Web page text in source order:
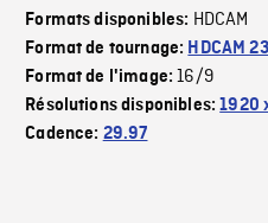
Formats disponibles: HDCAM
Format de tournage: HDCAM
Format de l'image:16/9
Résolutions disponibles:1920
Cadence: 29.97